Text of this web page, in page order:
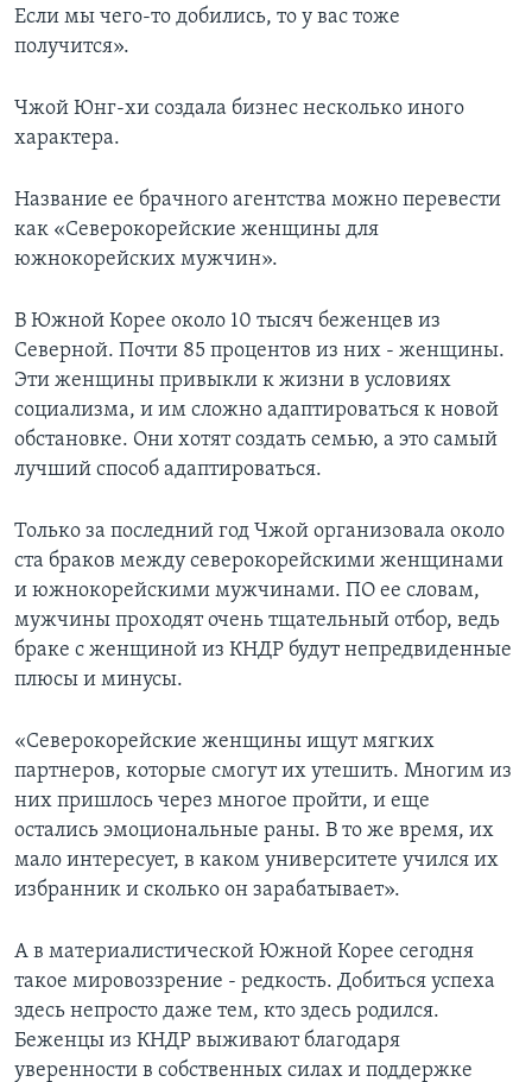
Если мы чего-то добились, то у вас тоже
получится».
Чжой Юнг-хи создала бизнес несколько иного
характера.
Название ее брачного агентства можно перевести
как «Северокорейские женщины для
южнокорейских мужчин».
В Южной Корее около 10 тысяч беженцев из
Северной. Почти 85 процентов из них - женщины.
Эти женщины привыкли к жизни в условиях
социализма, и им сложно адаптироваться к новой
обстановке. Они хотят создать семью, а это самый
лучший способ адаптироваться.
Только за последний год Чжой организовала около
ста браков между северокорейскими женщинами
и южнокорейскими мужчинами. ПО ее словам,
мужчины проходят очень тщательный отбор, ведь
браке с женщиной из КНДР будут непредвиденные
плюсы и минусы.
«Северокорейские женщины ищут мягких
партнеров, которые смогут их утешить. Многим из
них пришлось через многое пройти, и еще
остались эмоциональные раны. В то же время, их
мало интересует, в каком университете учился их
избранник и сколько он зарабатывает».
А в материалистической Южной Корее сегодня
такое мировоззрение - редкость. Добиться успеха
здесь непросто даже тем, кто здесь родился.
Беженцы из КНДР выживают благодаря
уверенности в собственных силах и поддержке